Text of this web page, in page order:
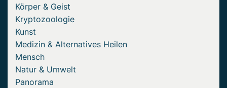
Körper & Geist
Kryptozoologie
Kunst
Medizin & Alternatives Heilen
Mensch
Natur & Umwelt
Panorama